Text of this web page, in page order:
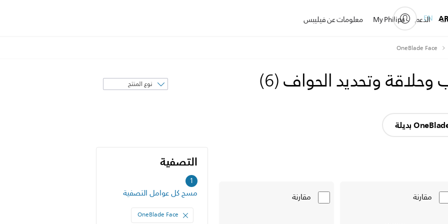
الدعم My Philips معلومات عن فيليبس EN
OneBlade Face
(
6
)
فرز
حسب
التصفية
1 التصفية
مسح كل عوامل التصفية
OneBlade Face
مقارنة مقارنة